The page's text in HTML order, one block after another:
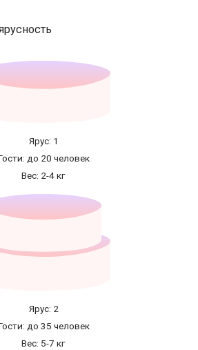
Ярус: 1
до 20 человек
Вес: 2-4 кг
Ярус: 2
до 35 человек
Вес: 5-7 кг